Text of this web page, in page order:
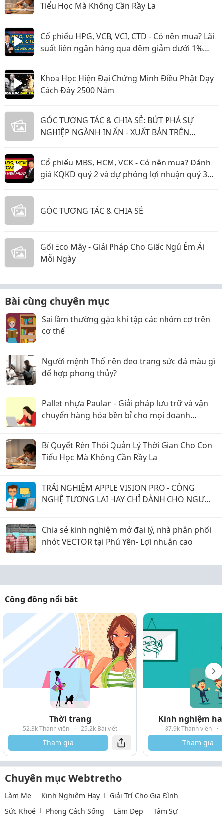
Tiểu Học Mà Không Cần Rầy La
Cổ phiếu HPG, VCB, VCI, CTD - Có nên mua? Lãi
suất liên ngân hàng qua đêm giảm dưới 1%
Khoa Học Hiện Đại Chứng Minh Điều Phật Dạy
Cách Đây 2500 Năm
GÓC TƯƠNG TÁC & CHIA SẺ: BỨT PHÁ SỰ
NGHIỆP NGÀNH IN ẤN - XUẤT BẢN TRÊN
Cổ phiếu MBS, HCM, VCK - Có nên mua? Đánh
giá KQKD quý 2 và dự phóng lợi nhuận quý 3
GÓC TƯƠNG TÁC & CHIA SẺ
Gối Eco Mây - Giải Pháp Cho Giấc Ngủ Êm Ái
Mỗi Ngày
Bài cùng chuyên mục
Sai lầm thường gặp khi tập các nhóm cơ trên
cơ thể
Người mệnh Thổ nên đeo trang sức đá màu gì
để hợp phong thủy?
Pallet nhựa Paulan - Giải pháp lưu trữ và vận
chuyển hàng hóa bền bỉ cho mọi doanh
Bí Quyết Rèn Thói Quản Lý Thời Gian Cho Con
Tiểu Học Mà Không Cần Rầy La
TRẢI NGHIỆM APPLE VISION PRO - CÔNG
NGHỆ TƯƠNG LAI HAY CHỈ DÀNH CHO NGƯỜI
Chia sẻ kinh nghiệm mở đại lý, nhà phân phối
nhớt VECTOR tại Phú Yên- Lợi nhuận cao
Cộng đồng nổi bật
Thời trang
52.3k Thành viên · 25.2k Bài viết
Tham gia
Kinh nghiệm
87.9k Thành viên ·
Tham gia
Chuyên mục Webtretho
Làm Mẹ Kinh Nghiệm Hay
Giải Trí Cho Gia Đình
Sức Khoẻ
Phong Cách Sống Làm Đẹp
Tâm Sự